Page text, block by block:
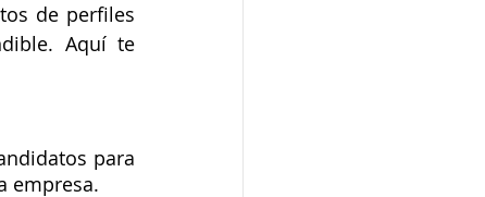
de perfiles
Aquí te
para
empresa.